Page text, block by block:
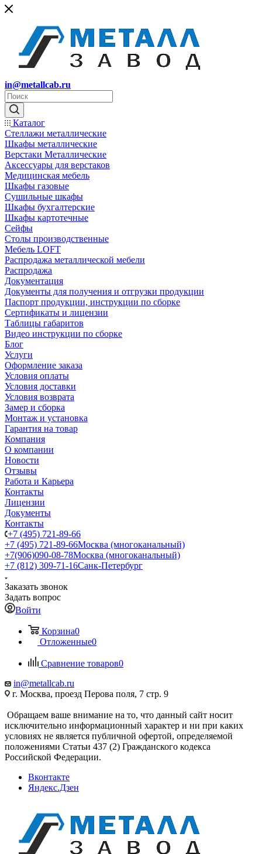
in@metallcab.ru
Каталог
Стеллажи металлические
Шкафы металлические
Верстаки Металлические
Аксессуары для верстаков
Медицинская мебель
Шкафы газовые
Сушильные шкафы
Шкафы бухгалтерские
Шкафы картотечные
Сейфы
Столы производственные
Мебель LOFT
Распродажа металлической мебели
Распродажа
Документация
Документы для получения и отгрузки продукции
Паспорт продукции, инструкции по сборке
Сертификаты и лицензии
Таблицы габаритов
Видео инструкции по сборке
Блог
Услуги
Оформление заказа
Условия оплаты
Условия доставки
Условия возврата
Замер и сборка
Монтаж и установка
Гарантия на товар
Компания
О компании
Новости
Отзывы
Работа и Карьера
Контакты
Лицензии
Документы
Контакты
+7 (495) 721-89-66
+7 (495) 721-89-66Москва (многоканальный)
+7(906)090-08-78Москва (многоканальный)
+7 (812) 309-71-16Санк-Петербург
Заказать звонок
Задать вопрос
Войти
Корзина0
Отложенные0
Сравнение товаров0
in@metallcab.ru
г. Москва, проезд Перова поля, 7 стр. 9
Обращаем ваше внимание на то, что данный сайт носит
исключительно информационный характер и ни при каких
условиях не является публичной офертой, определяемой
положениями Статьи 437 (2) Гражданского кодекса
Российской Федерации.
Вконтакте
Яндекс.Дзен